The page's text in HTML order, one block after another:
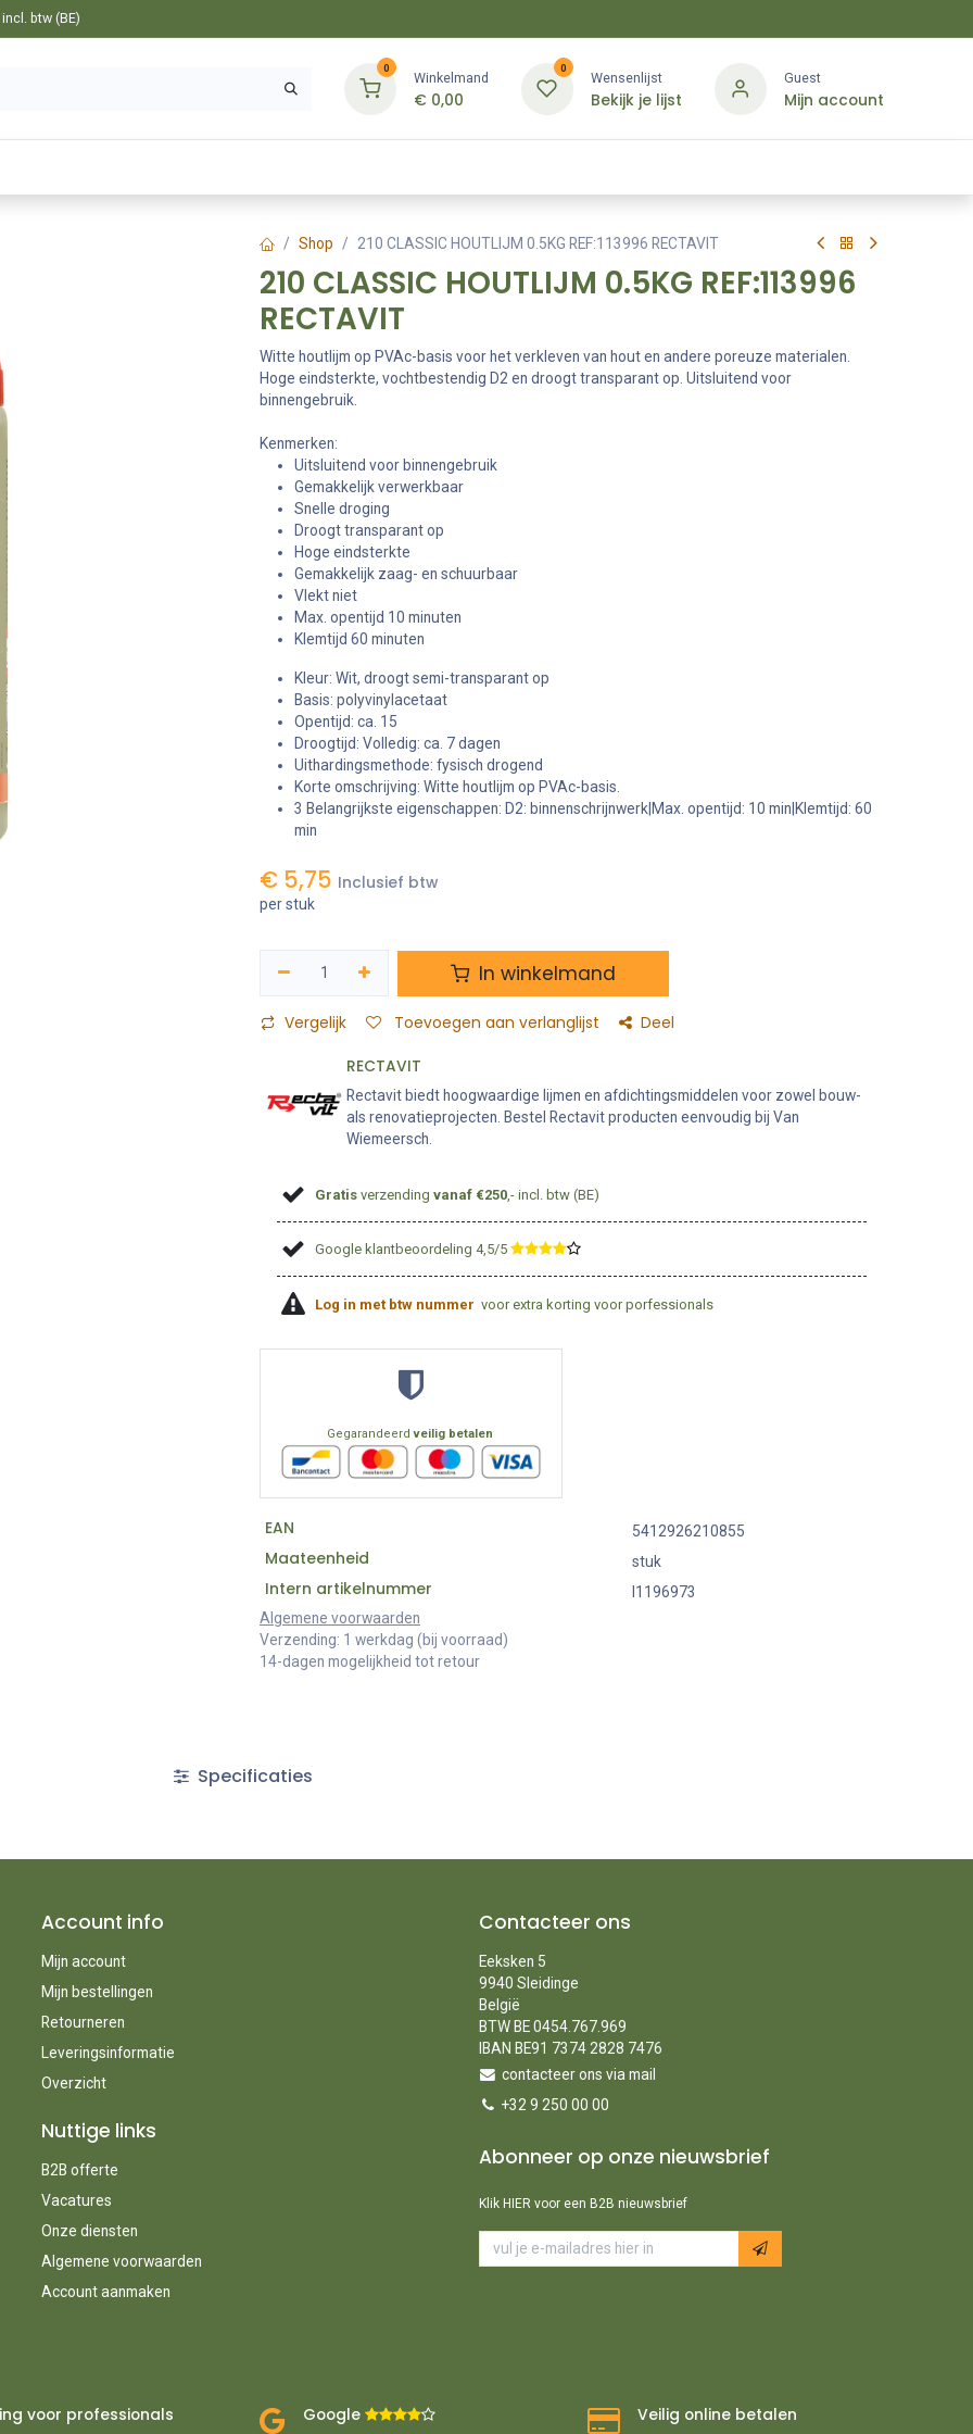
btw (BE)
0
Winkelmand
€ 0,00
0
Wensenlijst
Bekijk je lijst
Guest
Mijn account
Shop 210 CLASSIC HOUTLIJM 0.5KG REF:113996 RECTAVIT
210 CLASSIC HOUTLIJM 0.5KG REF:113996
RECTAVIT
Witte houtlijm op PVAc-basis voor het verkleven van hout en andere poreuze materialen.
Hoge eindsterkte, vochtbestendig D2 en droogt transparant op. Uitsluitend voor
binnengebruik.
Kenmerken:
Uitsluitend voor binnengebruik
Gemakkelijk verwerkbaar
Snelle droging
Droogt transparant op
Hoge eindsterkte
Gemakkelijk zaag- en schuurbaar
Vlekt niet
Max. opentijd 10 minuten
Klemtijd 60 minuten
Kleur: Wit, droogt semi-transparant op
Basis: polyvinylacetaat
Opentijd: ca. 15
Droogtijd: Volledig: ca. 7 dagen
Uithardingsmethode: fysisch drogend
Korte omschrijving: Witte houtlijm op PVAc-basis.
3 Belangrijkste eigenschappen: D2: binnenschrijnwerk|Max. opentijd: 10 min|Klemtijd: 60
min
€ 5,75 Inclusief btw
per stuk
In winkelmand
Vergelijk Toevoegen aan verlanglijst Deel
RECTAVIT
Rectavit biedt hoogwaardige lijmen en afdichtingsmiddelen voor zowel bouw-
als renovatieprojecten. Bestel Rectavit producten eenvoudig bij Van
Wiemeersch.
Gratis verzendingvanaf €250 ,- incl. btw (BE)
Google klantbeoordeling 4,5/5 ​
Log in met btw nummer voor extra korting voor porfessionals
Gegarandeerdveilig betalen
EAN 5412926210855
Maateenheid stuk
Intern artikelnummer
I1196973
Algemene voorwaarden
Verzending: 1 werkdag (bij voorraad)
14-dagen mogelijkheid tot retour
Specificaties
Account info
Mijn account
Mijn bestellingen
Retourneren
Leveringsinformatie
Overzicht
Nuttige links
B2B offerte
Vacatures
Onze diensten
Algemene voorwaarden
Account aanmaken
Contacteer ons
Eeksken 5
9940 Sleidinge
België
BTW BE 0454.767.969
IBAN BE91 7374 2828 7476
contacteer ons via mail
+32 9 250 00 00
Abonneer op onze nieuwsbrief
Klik HIER voor een B2B nieuwsbrief
voor professionals Google ​ Veilig online betalen